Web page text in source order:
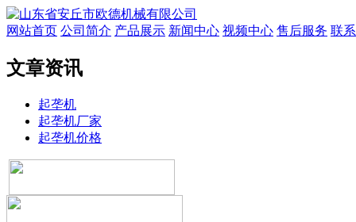
网站首页 公司简介 产品展示 新闻中心 视频中心 售后服务 联
文章资讯
起垄机
起垄机厂家
起垄机价格